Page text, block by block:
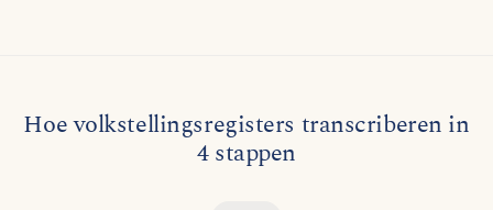
Hoe volkstellingsregisters transcriberen in
4 stappen